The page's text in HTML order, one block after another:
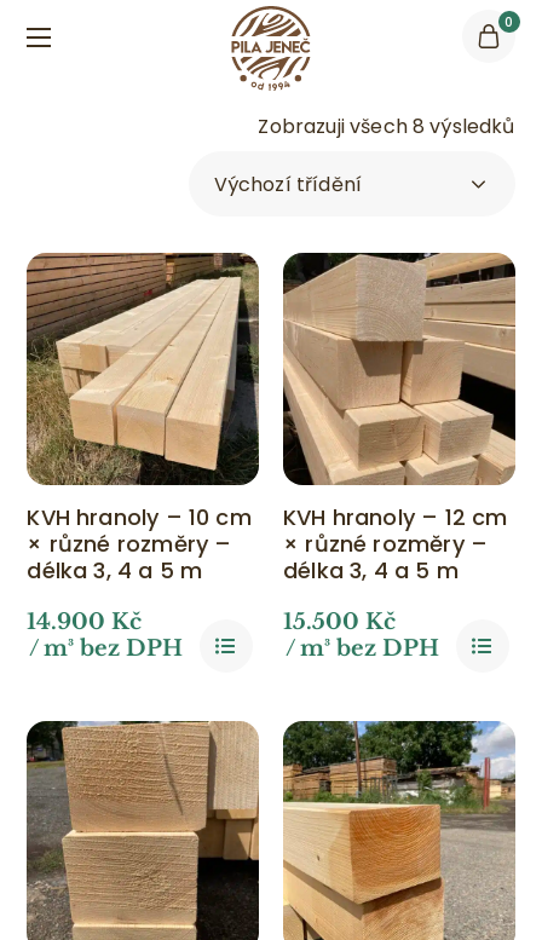
0
Zobrazuji všech 8 výsledků
KVH hranoly – 10 cm
× různé rozměry –
délka 3, 4 a 5 m
14.900Kč
/ m³ bez DPH
KVH hranoly – 12 cm
× různé rozměry –
délka 3, 4 a 5 m
15.500 Kč
/ m³ bez DPH